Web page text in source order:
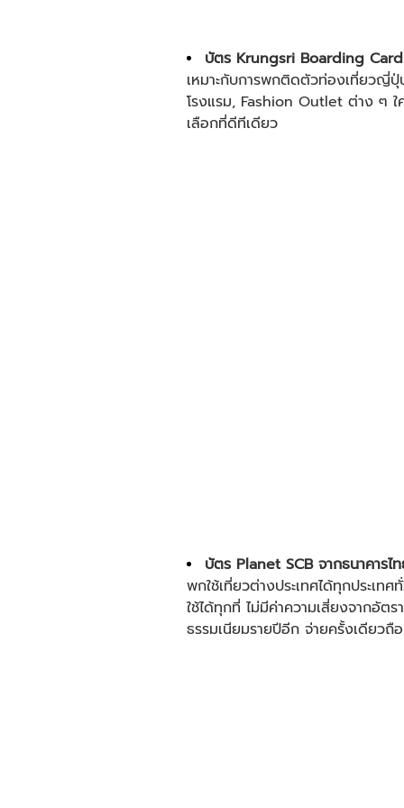
บัตร Krungsri Boarding Card
เหมาะกับการพกติดตัวท่องเที่ยวญี่ปุ่
โรงแรม, Fashion Outlet ต่าง ๆ ใ
เลือกที่ดีทีเดียว
บัตร Planet SCB จากธนาคาร
พกใช้เที่ยวต่างประเทศได้ทุกประเทศ
ใช้ได้ทุกที่ ไม่มีค่าความเสี่ยงจากอั
ธรรมเนียมรายปีอีก จ่ายครั้งเดียว